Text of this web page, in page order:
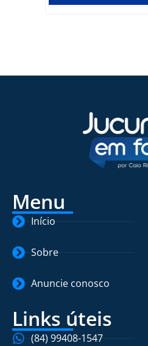
Menu
Início
Sobre
Anuncie conosco
Links úteis
(84) 99408-1547